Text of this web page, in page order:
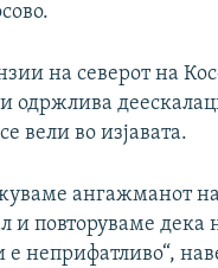
на северот на
вели во изјавата.
ангажманот
повторуваме дека
е неприфатливо“,